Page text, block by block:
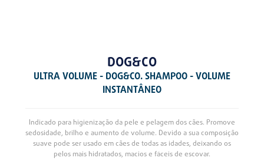
DOG&CO
ULTRA VOLUME - DOG&CO. SHAMPOO - VOLUME
INSTANTÂNEO
Indicado para higienização da pele e pelagem dos cães. Promove
sedosidade, brilho e aumento de volume. Devido a sua composição
suave pode ser usado em cães de todas as idades, deixando os
pelos mais hidratados, macios e fáceis de escovar.